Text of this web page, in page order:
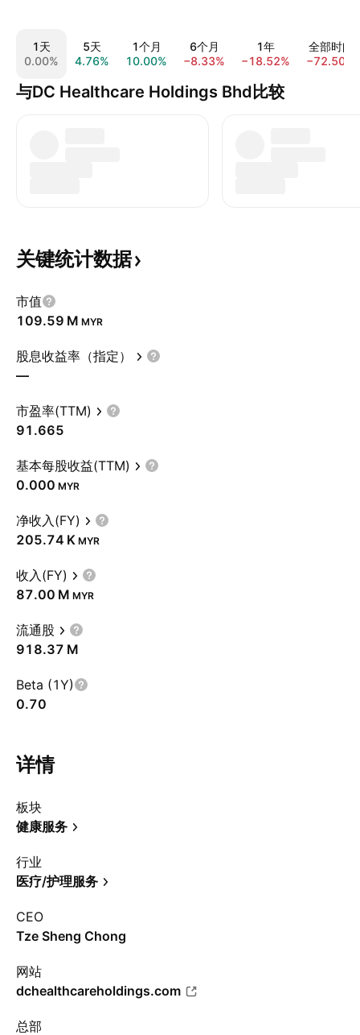
1天
0.00%
5天
4.76%
1个月
10.00%
6个月
−8.33%
1年
−18.52%
全部时间
−72.50%
与DC Healthcare Holdings Bhd比较
关键统计数据
市值
‪109.59 M‬ MYR
股息收益率（指定）
—
市盈率(TTM)
91.665
基本每股收益(TTM)
0.000 MYR
净收入(FY)
‪205.74 K‬ MYR
收入(FY)
‪87.00 M‬ MYR
流通股
‪918.37 M‬
Beta (1Y)
0.70
详情
板块
健康服务
行业
医疗/护理服务
CEO
Tze Sheng Chong
网站
dchealthcareholdings.com
总部